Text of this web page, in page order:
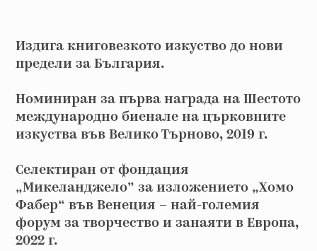
Издига книговезкото изкуство до нови
предели за България.
Номиниран за първа награда на Шестото
международно биенале на църковните
изкуства във Велико Търново, 2019 г.
Селектиран от фондация
„Микеланджело” за изложението „Хомо
Фабер“ във Венеция – най-големия
форум за творчество и занаяти в Европа,
2022 г.